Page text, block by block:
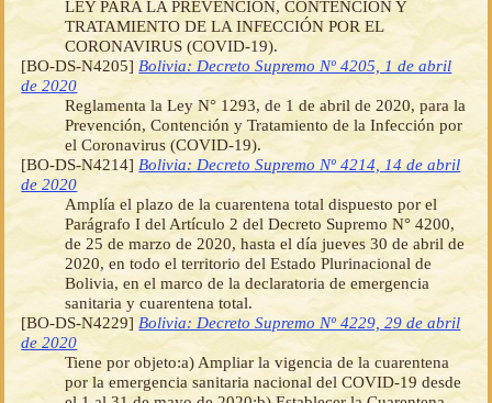
LEY PARA LA PREVENCIÓN, CONTENCIÓN Y
TRATAMIENTO DE LA INFECCIÓN POR EL
CORONAVIRUS (COVID-19).
[BO-DS-N4205] Bolivia: Decreto Supremo Nº 4205, 1 de abril
de 2020
Reglamenta la Ley N° 1293, de 1 de abril de 2020, para la
Prevención, Contención y Tratamiento de la Infección por
el Coronavirus (COVID-19).
[BO-DS-N4214] Bolivia: Decreto Supremo Nº 4214, 14 de abril
de 2020
Amplía el plazo de la cuarentena total dispuesto por el
Parágrafo I del Artículo 2 del Decreto Supremo N° 4200,
de 25 de marzo de 2020, hasta el día jueves 30 de abril de
2020, en todo el territorio del Estado Plurinacional de
Bolivia, en el marco de la declaratoria de emergencia
sanitaria y cuarentena total.
[BO-DS-N4229] Bolivia: Decreto Supremo Nº 4229, 29 de abril
de 2020
Tiene por objeto:a) Ampliar la vigencia de la cuarentena
por la emergencia sanitaria nacional del COVID-19 desde